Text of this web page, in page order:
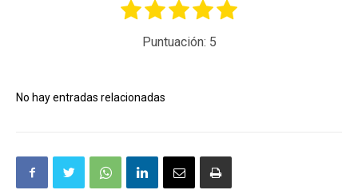
Puntuación: 5
No hay entradas relacionadas